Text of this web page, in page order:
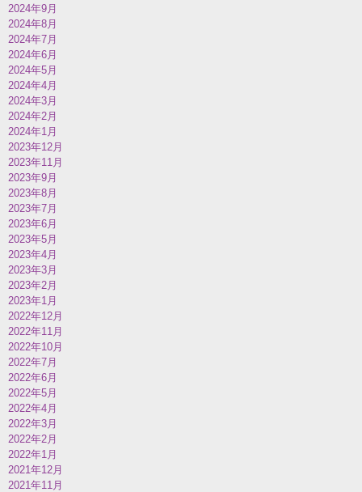
2024年9月
2024年8月
2024年7月
2024年6月
2024年5月
2024年4月
2024年3月
2024年2月
2024年1月
2023年12月
2023年11月
2023年9月
2023年8月
2023年7月
2023年6月
2023年5月
2023年4月
2023年3月
2023年2月
2023年1月
2022年12月
2022年11月
2022年10月
2022年7月
2022年6月
2022年5月
2022年4月
2022年3月
2022年2月
2022年1月
2021年12月
2021年11月